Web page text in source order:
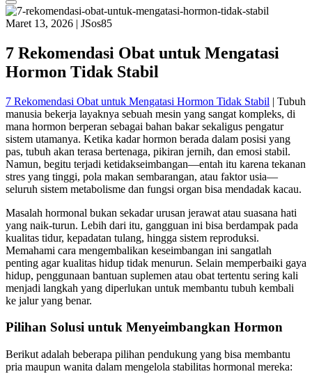
Maret 13, 2026 | JSos85
7 Rekomendasi Obat untuk Mengatasi
Hormon Tidak Stabil
7 Rekomendasi Obat untuk Mengatasi Hormon Tidak Stabil | Tubuh
manusia bekerja layaknya sebuah mesin yang sangat kompleks, di
mana hormon berperan sebagai bahan bakar sekaligus pengatur
sistem utamanya. Ketika kadar hormon berada dalam posisi yang
pas, tubuh akan terasa bertenaga, pikiran jernih, dan emosi stabil.
Namun, begitu terjadi ketidakseimbangan—entah itu karena tekanan
stres yang tinggi, pola makan sembarangan, atau faktor usia—
seluruh sistem metabolisme dan fungsi organ bisa mendadak kacau.
Masalah hormonal bukan sekadar urusan jerawat atau suasana hati
yang naik-turun. Lebih dari itu, gangguan ini bisa berdampak pada
kualitas tidur, kepadatan tulang, hingga sistem reproduksi.
Memahami cara mengembalikan keseimbangan ini sangatlah
penting agar kualitas hidup tidak menurun. Selain memperbaiki gaya
hidup, penggunaan bantuan suplemen atau obat tertentu sering kali
menjadi langkah yang diperlukan untuk membantu tubuh kembali
ke jalur yang benar.
Pilihan Solusi untuk Menyeimbangkan Hormon
Berikut adalah beberapa pilihan pendukung yang bisa membantu
pria maupun wanita dalam mengelola stabilitas hormonal mereka: